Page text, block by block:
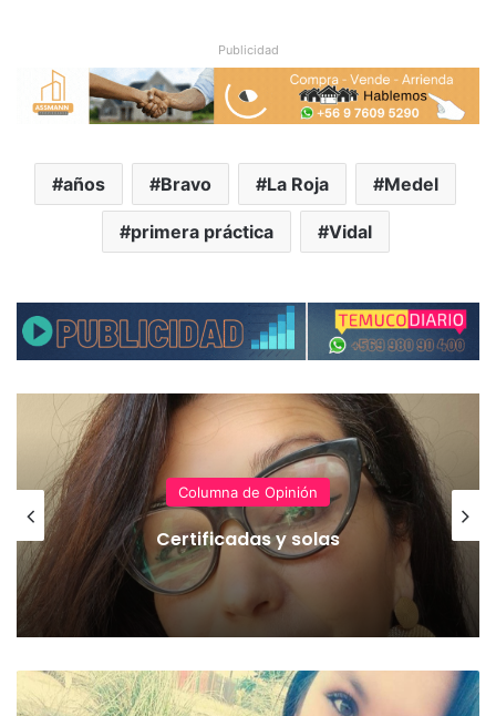
Publicidad
años Bravo La Roja Medel
primera práctica Vidal
Columna de Opinión
Certificadas y solas
i